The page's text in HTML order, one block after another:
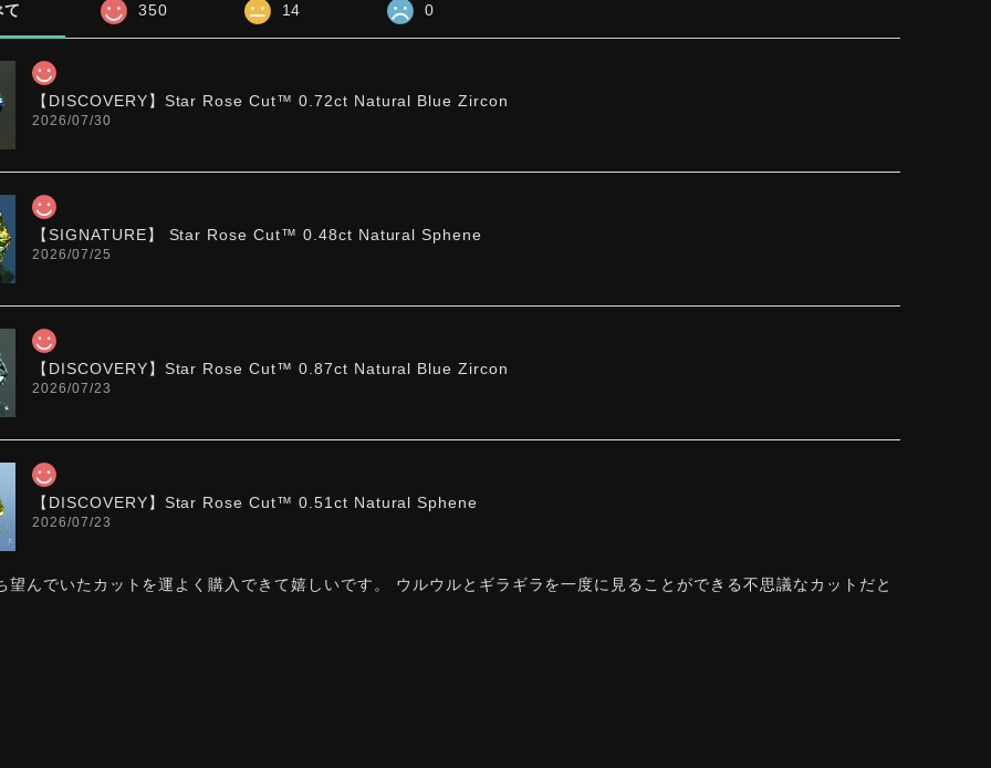
て 350 14 0
【DISCOVERY】Star Rose Cut™️ 0.72ct Natural Blue Zircon
2026/07/30
【SIGNATURE】 Star Rose Cut™️ 0.48ct Natural Sphene
2026/07/25
【DISCOVERY】Star Rose Cut™️ 0.87ct Natural Blue Zircon
2026/07/23
【DISCOVERY】Star Rose Cut™️ 0.51ct Natural Sphene
2026/07/23
望んでいたカットを運よく購入できて嬉しいです。 ウルウルとギラギラを一度に見ることができる不思議なカットだと